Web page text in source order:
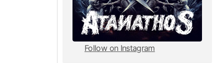
Follow on Instagram